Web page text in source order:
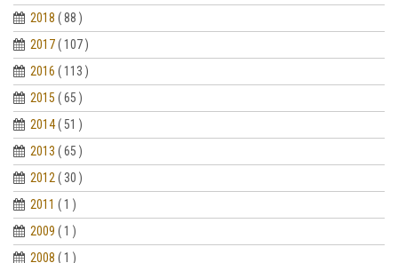
2018 ( 88 )
2017( 107 )
2016 ( 113 )
2015 ( 65 )
2014( 51 )
2013 ( 65 )
2012 ( 30 )
2011 ( 1 )
2009 ( 1 )
2008 ( 1 )